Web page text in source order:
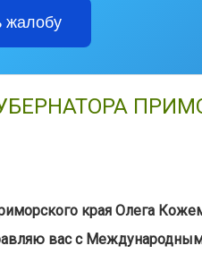
жалобу
края Олега
вас с